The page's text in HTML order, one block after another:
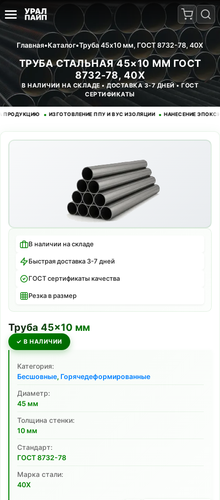
Главная•Каталог•Труба 45x10 мм, ГОСТ 8732-78, 40Х
ТРУБА СТАЛЬНАЯ 45×10 ММ ГОСТ
8732-78, 40Х
В НАЛИЧИИ НА СКЛАДЕ • ДОСТАВКА 3-7 ДНЕЙ • ГОСТ
СЕРТИФИКАТЫ
• ИЗГОТОВЛЕНИЕ ППУ И ВУС ИЗОЛЯЦИИ • НАНЕСЕНИЕ
В наличии на складе
Быстрая доставка 3-7 дней
ГОСТ сертификаты качества
Резка в размер
Труба 45×10 мм
✓ В НАЛИЧИИ
Категория:
Бесшовные, Горячедеформированные
Диаметр:
45 мм
Толщина стенки:
10 мм
Cтандарт:
ГОСТ 8732-78
Марка стали:
40Х